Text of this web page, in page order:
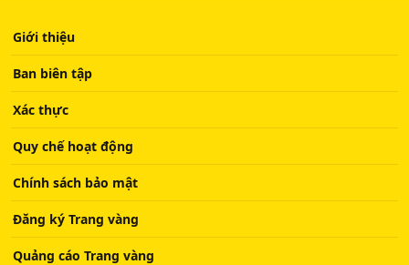
Giới thiệu
Ban biên tập
Xác thực
Quy chế hoạt động
Chính sách bảo mật
Đăng ký Trang vàng
Quảng cáo Trang vàng